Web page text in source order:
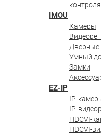
IMOU
Камеры
Дверные
Умный
Замки
EZ-IP
IP-
IP-
HDCVI-
HDCVI-